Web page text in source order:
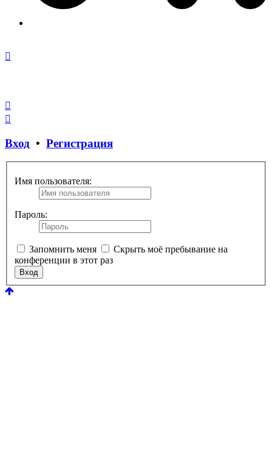
Вход • Регистрация
Имя пользователя:
Пароль:
Запомнить меня
Скрыть моё пребывание на
конференции в этот раз